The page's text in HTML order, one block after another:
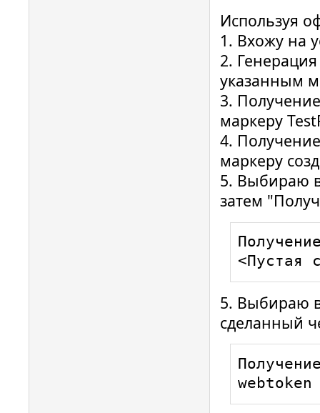
Используя
1. Вхожу на
2.
указанным
3.
маркеру
4.
маркеру
5. Выбираю
затем
<Пустая
5. Выбираю
сделанный